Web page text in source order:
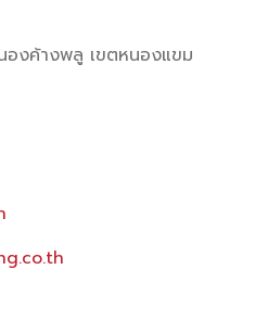
องค้างพลู เขตหนองแขม